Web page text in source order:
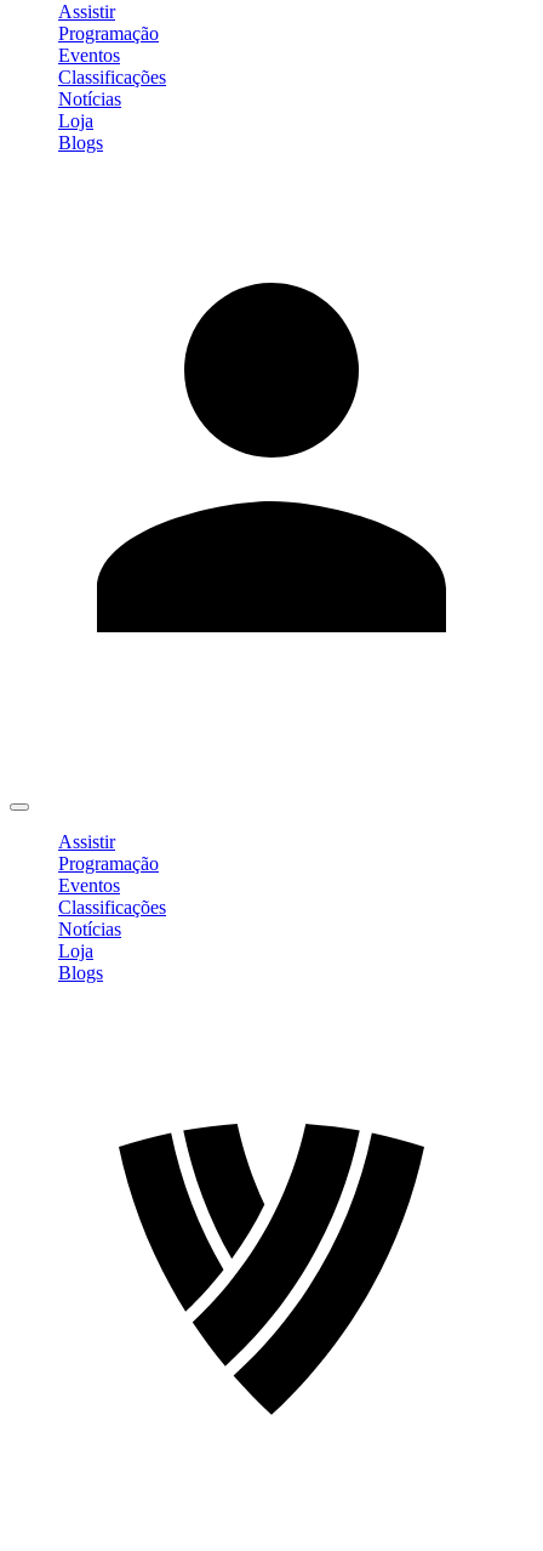
Assistir
Programação
Eventos
Classificações
Notícias
Loja
Blogs
Assistir
Programação
Eventos
Classificações
Notícias
Loja
Blogs